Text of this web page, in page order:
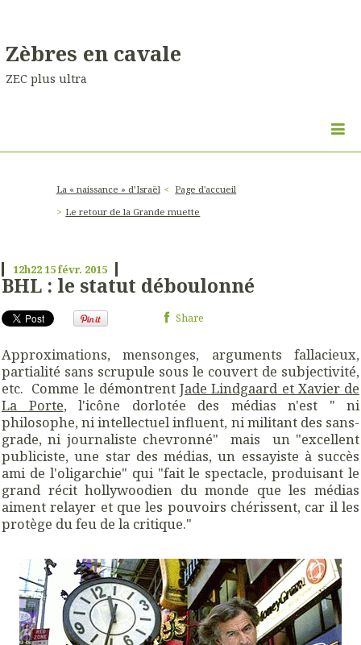
Zèbres en cavale
ZEC plus ultra
La « naissance » d’Israël
Page d'accueil
Le retour de la Grande muette
12h2215févr. 2015
BHL : le statut déboulonné
Share
Approximations, mensonges, arguments fallacieux,
partialité sans scrupule sous le couvert de subjectivité,
etc. Comme le démontrentJade Lindgaard et Xavier de
La Porte, l'icône dorlotée des médias n'est " ni
philosophe, ni intellectuel influent, ni militant des sans-
grade, ni journaliste chevronné" mais un "excellent
publiciste, une star des médias, un essayiste à succès
ami de l'oligarchie" qui "fait le spectacle, produisant le
grand récit hollywoodien du monde que les médias
aiment relayer et que les pouvoirs chérissent, car il les
protège du feu de la critique."